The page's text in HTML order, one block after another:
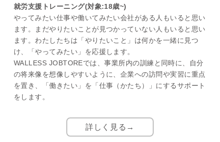
就労支援トレーニング(対象:18歳~)
やってみたい仕事や働いてみたい会社がある人もいると思い
ます。まだやりたいことが見つかっていない人もいると思い
ます。わたしたちは「やりたいこと」は何かを一緒に見つ
け、「やってみたい」を応援します。
WALLESS JOBTOREでは、事業所内の訓練と同時に、自分
の将来像を想像しやすいように、企業への訪問や実習に重点
を置き、「働きたい」を「仕事（かたち）」にするサポート
をします。
詳しく見る→